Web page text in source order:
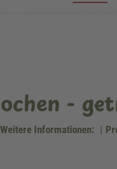
-
Weitere Informationen: |